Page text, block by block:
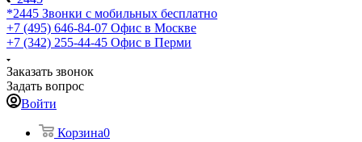
*2445 Звонки с мобильных бесплатно
+7 (495) 646-84-07 Офис в Москве
+7 (342) 255-44-45 Офис в Перми
Заказать звонок
Задать вопрос
Войти
Корзина0